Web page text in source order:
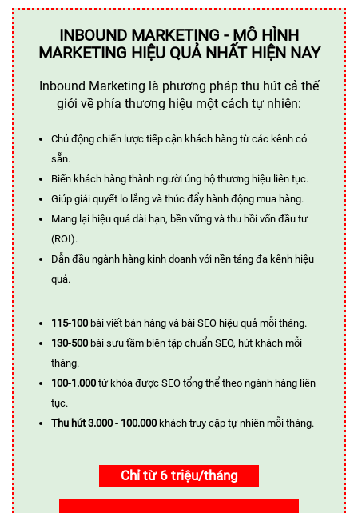
INBOUND MARKETING - MÔ HÌNH
MARKETING HIỆU QUẢ NHẤT HIỆN NAY
Inbound Marketing là phương pháp thu hút cả thế
giới về phía thương hiệu một cách tự nhiên:
Chủ động chiến lược tiếp cận khách hàng từ các kênh có
sẵn.
Biến khách hàng thành người ủng hộ thương hiệu liên tục.
Giúp giải quyết lo lắng và thúc đẩy hành động mua hàng.
Mang lại hiệu quả dài hạn, bền vững và thu hồi vốn đầu tư
(ROI).
Dẫn đầu ngành hàng kinh doanh với nền tảng đa kênh hiệu
quả.
115-100 bài viết bán hàng và bài SEO hiệu quả mỗi tháng.
130-500 bài sưu tầm biên tập chuẩn SEO, hút khách mỗi
tháng.
100-1.000 từ khóa được SEO tổng thể theo ngành hàng liên
tục.
Thu hút 3.000 - 100.000 khách truy cập tự nhiên mỗi tháng.
Chỉ từ 6 triệu/tháng